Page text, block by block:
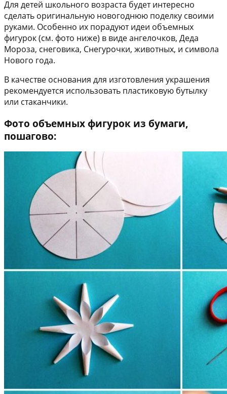
Для детей школьного возраста будет интересно
сделать оригинальную новогоднюю поделку своими
руками. Особенно их порадуют идеи объемных
фигурок (см. фото ниже) в виде ангелочков, Деда
Мороза, снеговика, Снегурочки, животных, и символа
Нового года.
В качестве основания для изготовления украшения
рекомендуется использовать пластиковую бутылку
или стаканчики.
Фото объемных фигурок из бумаги,
пошагово: